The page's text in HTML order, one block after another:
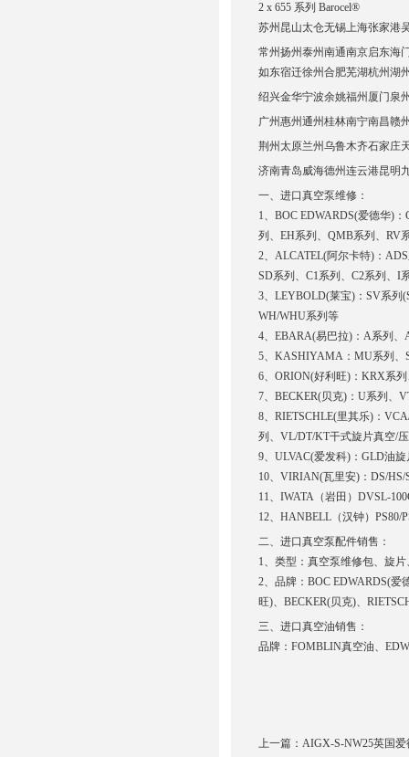
2 x 655 系列 Barocel®
苏州昆山太仓无锡上海张家港
常州扬州泰州南通南京启东海
如东宿迁徐州合肥芜湖杭州湖
绍兴金华宁波余姚福州厦门泉
广州惠州通州桂林南宁南昌赣
荆州太原兰州乌鲁木齐石家庄
济南青岛威海德州连云港昆明
一、进口真空泵维修：
1、BOC EDWARDS(爱德华)
列、EH系列、QMB系列、RV
2、ALCATEL(阿尔卡特)：
SD系列、C1系列、C2系列、I
3、LEYBOLD(莱宝)：SV系列
WH/WHU系列等
4、EBARA(易巴拉)：A系列
5、KASHIYAMA：MU系列、
6、ORION(好利旺)：KRX系
7、BECKER(贝克)：U系列、
8、RIETSCHLE(里其乐)：
列、VL/DT/KT干式旋片真空/
9、ULVAC(爱发科)：GLD油
10、VIRIAN(瓦里安)：DS/
11、IWATA（岩田）DVSL-
12、HANBELL（汉钟）PS80/
二、进口真空泵配件销售：
1、类型：真空泵维修包、旋
2、品牌：BOC EDWARDS(
旺)、BECKER(贝克)、
三、进口真空油销售：
品牌：FOMBLIN真空油、
上一篇： AIGX-S-NW25英国